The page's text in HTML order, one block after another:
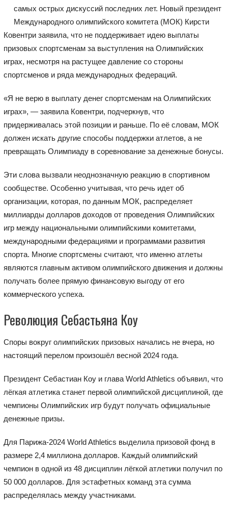
самых острых дискуссий последних лет. Новый президент
Международного олимпийского комитета (МОК) Кирсти
Ковентри заявила, что не поддерживает идею выплаты
призовых спортсменам за выступления на Олимпийских
играх, несмотря на растущее давление со стороны
спортсменов и ряда международных федераций.
«Я не верю в выплату денег спортсменам на Олимпийских
играх», — заявила Ковентри, подчеркнув, что
придерживалась этой позиции и раньше. По её словам, МОК
должен искать другие способы поддержки атлетов, а не
превращать Олимпиаду в соревнование за денежные бонусы.
Эти слова вызвали неоднозначную реакцию в спортивном
сообществе. Особенно учитывая, что речь идет об
организации, которая, по данным МОК, распределяет
миллиарды долларов доходов от проведения Олимпийских
игр между национальными олимпийскими комитетами,
международными федерациями и программами развития
спорта. Многие спортсмены считают, что именно атлеты
являются главным активом олимпийского движения и должны
получать более прямую финансовую выгоду от его
коммерческого успеха.
Революция Себастьяна Коу
Споры вокруг олимпийских призовых начались не вчера, но
настоящий перелом произошёл весной 2024 года.
Президент Себастиан Коу и глава World Athletics объявил, что
лёгкая атлетика станет первой олимпийской дисциплиной, где
чемпионы Олимпийских игр будут получать официальные
денежные призы.
Для Парижа-2024 World Athletics выделила призовой фонд в
размере 2,4 миллиона долларов. Каждый олимпийский
чемпион в одной из 48 дисциплин лёгкой атлетики получил по
50 000 долларов. Для эстафетных команд эта сумма
распределялась между участниками.